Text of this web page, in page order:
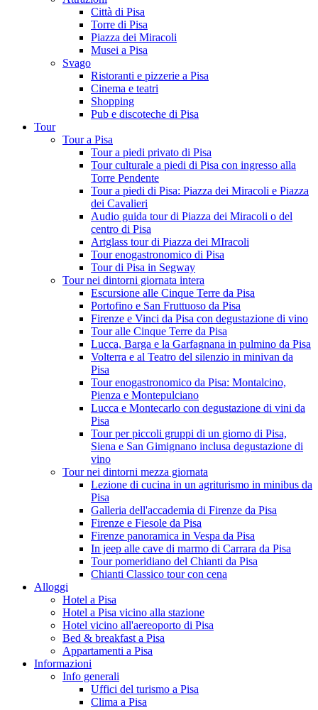
Città di Pisa
Torre di Pisa
Piazza dei Miracoli
Musei a Pisa
Svago
Ristoranti e pizzerie a Pisa
Cinema e teatri
Shopping
Pub e discoteche di Pisa
Tour
Tour a Pisa
Tour a piedi privato di Pisa
Tour culturale a piedi di Pisa con ingresso alla
Torre Pendente
Tour a piedi di Pisa: Piazza dei Miracoli e Piazza
dei Cavalieri
Audio guida tour di Piazza dei Miracoli o del
centro di Pisa
Artglass tour di Piazza dei MIracoli
Tour enogastronomico di Pisa
Tour di Pisa in Segway
Tour nei dintorni giornata intera
Escursione alle Cinque Terre da Pisa
Portofino e San Fruttuoso da Pisa
Firenze e Vinci da Pisa con degustazione di vino
Tour alle Cinque Terre da Pisa
Lucca, Barga e la Garfagnana in pulmino da Pisa
Volterra e al Teatro del silenzio in minivan da
Pisa
Tour enogastronomico da Pisa: Montalcino,
Pienza e Montepulciano
Lucca e Montecarlo con degustazione di vini da
Pisa
Tour per piccoli gruppi di un giorno di Pisa,
Siena e San Gimignano inclusa degustazione di
vino
Tour nei dintorni mezza giornata
Lezione di cucina in un agriturismo in minibus da
Pisa
Galleria dell'accademia di Firenze da Pisa
Firenze e Fiesole da Pisa
Firenze panoramica in Vespa da Pisa
In jeep alle cave di marmo di Carrara da Pisa
Tour pomeridiano del Chianti da Pisa
Chianti Classico tour con cena
Alloggi
Hotel a Pisa
Hotel a Pisa vicino alla stazione
Hotel vicino all'aereoporto di Pisa
Bed & breakfast a Pisa
Appartamenti a Pisa
Informazioni
Info generali
Uffici del turismo a Pisa
Clima a Pisa